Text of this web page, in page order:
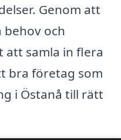
Genom att
och
att samla in flera
bra företag som
i Östanå till rätt